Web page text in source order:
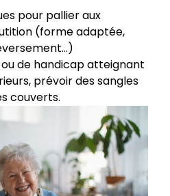
pour pallier aux
(forme adaptée,
ou de handicap atteignant
prévoir des sangles
couverts.